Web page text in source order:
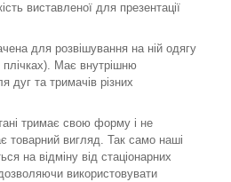
виставленої для презентації
для розвішування на ній одягу
Має внутрішню
дуг та тримачів різних
тримає свою форму і не
товарний вигляд. Так само наші
на відміну від стаціонарних
використовувати